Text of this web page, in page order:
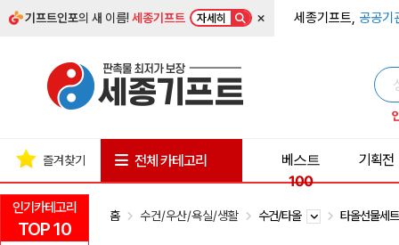
기프트인포의 새 이름!세종기프트 자세히 × 세종기프트, 공공기
인기카테고리
TOP 10
즐겨찾기 전체 카테고리
베스트
100
기획전
홈 수건/우산/욕실/생활 수건/타올 타올선물세